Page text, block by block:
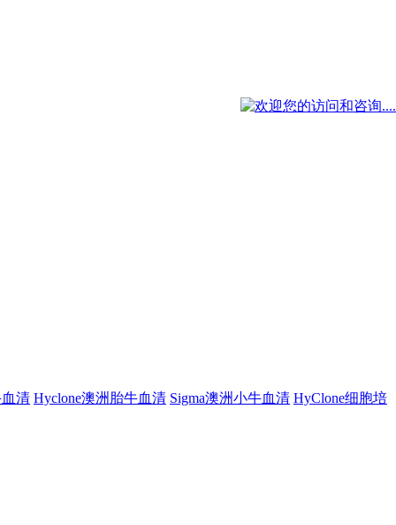
血清 Hyclone澳洲胎牛血清 Sigma澳洲小牛血清 HyClone细胞培